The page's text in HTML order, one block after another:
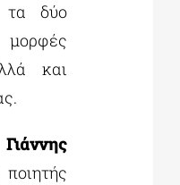
τα δύο
και
Γιάννης